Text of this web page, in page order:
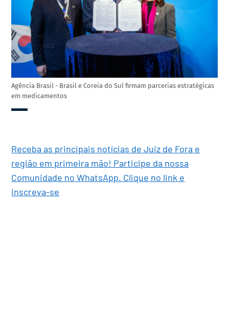
Agência Brasil - Brasil e Coreia do Sul firmam parcerias estratégicas
em medicamentos
Receba as principais notícias de Juiz de Fora e
região em primeira mão! Participe da nossa
Comunidade no WhatsApp. Clique no link e
inscreva-se